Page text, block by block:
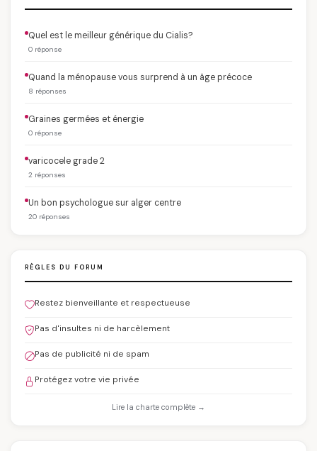
Quel est le meilleur générique du Cialis?
0 réponse
Quand la ménopause vous surprend à un âge précoce
8 réponses
Graines germées et énergie
0 réponse
varicocele grade 2
2 réponses
Un bon psychologue sur alger centre
20 réponses
RÈGLES DU FORUM
Restez bienveillante et respectueuse
Pas d'insultes ni de harcèlement
Pas de publicité ni de spam
Protégez votre vie privée
Lire la charte complète →